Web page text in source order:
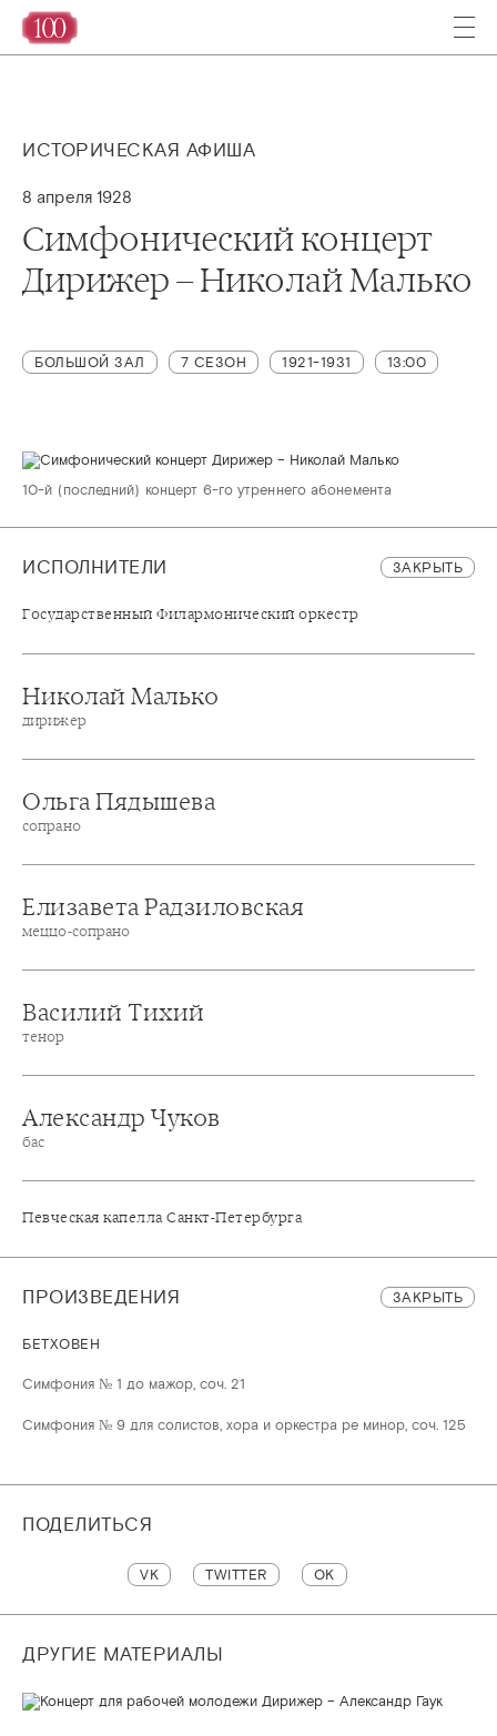
ИСТОРИЧЕСКАЯ АФИША
8 апреля 1928
Симфонический концерт
Дирижер – Николай Малько
БОЛЬШОЙ ЗАЛ 7 СЕЗОН 1921-1931 13:00
10-й (последний) концерт 6-го утреннего абонемента
ИСПОЛНИТЕЛИ ЗАКРЫТЬ
Государственный Филармонический оркестр
Николай Малько
дирижер
Ольга Пядышева
сопрано
Елизавета Радзиловская
меццо-сопрано
Василий Тихий
тенор
Александр Чуков
бас
Певческая капелла Санкт-Петербурга
ПРОИЗВЕДЕНИЯ ЗАКРЫТЬ
БЕТХОВЕН
Симфония № 1 до мажор, соч. 21
Симфония № 9 для солистов, хора и оркестра ре минор, соч. 125
ПОДЕЛИТЬСЯ
VK TWITTER OK
ДРУГИЕ МАТЕРИАЛЫ